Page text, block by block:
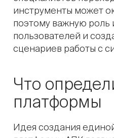
инструменты может
поэтому важную роль
пользователей и
сценариев работы с
Что
платформы
Идея создания